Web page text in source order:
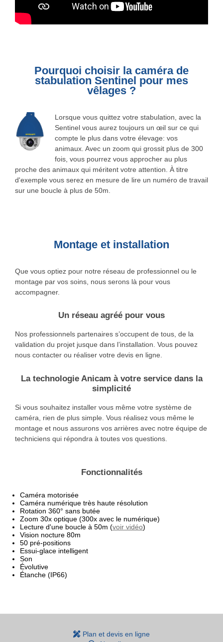
Pourquoi choisir la caméra de
stabulation Sentinel pour mes
vêlages ?
Lorsque vous quittez votre stabulation, avec la
Sentinel vous aurez toujours un œil sur ce qui
compte le plus dans votre élevage: vos
animaux. Avec un zoom qui grossit plus de 300
fois, vous pourrez vous approcher au plus
proche des animaux qui méritent votre attention. À titre
d'exemple vous serez en mesure de lire un numéro de travail
sur une boucle à plus de 50m.
Montage et installation
Que vous optiez pour notre réseau de professionnel ou le
montage par vos soins, nous serons là pour vous
accompagner.
Un réseau agréé pour vous
Nos professionnels partenaires s’occupent de tous, de la
validation du projet jusque dans l’installation. Vous pouvez
nous contacter ou réaliser votre devis en ligne.
La technologie Anicam à votre service dans la
simplicité
Si vous souhaitez installer vous même votre système de
caméra, rien de plus simple. Vous réalisez vous même le
montage et nous assurons vos arrières avec notre équipe de
techniciens qui répondra à toutes vos questions.
Fonctionnalités
Caméra motorisée
Caméra numérique très haute résolution
Rotation 360° sans butée
Zoom 30x optique (300x avec le numérique)
Lecture d'une boucle à 50m (voir vidéo)
Vision nocture 80m
50 pré-positions
Essui-glace intelligent
Son
Évolutive
Étanche (IP66)
Plan et devis en ligne